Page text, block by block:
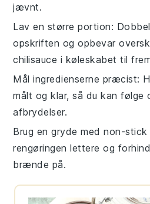
jævnt.
Lav en større portion:
opskriften og opbevar
chilisauce i køleskabet til
Mål ingredienserne præcist:
målt og klar, så du kan følge
afbrydelser.
Brug en gryde med non-
rengøringen lettere og
brænde på.